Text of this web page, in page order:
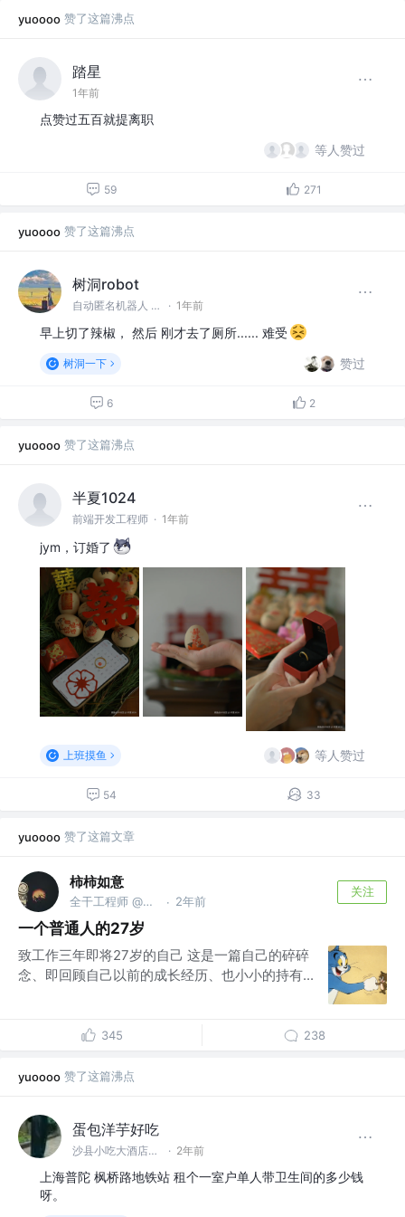
yuoooo 赞了这篇沸点
踏星
1年前
点赞过五百就提离职
等人赞过
59 271
yuoooo 赞了这篇沸点
树洞robot
自动匿名机器人 @#树洞一下# · 1年前
早上切了辣椒， 然后 刚才去了厕所...... 难受
树洞一下 赞过
6 2
yuoooo 赞了这篇沸点
半夏1024
前端开发工程师 · 1年前
jym，订婚了
上班摸鱼 等人赞过
54 33
yuoooo 赞了这篇文章
柿柿如意
全干工程师 @摸鱼 · 2年前
关注
一个普通人的27岁
致工作三年即将27岁的自己 这是一篇自己的碎碎
念、即回顾自己以前的成长经历、也小小的持有...
345 238
yuoooo 赞了这篇沸点
蛋包洋芋好吃
沙县小吃大酒店大厅安保人员 @上海紫竹沙县小吃大酒店分店 · 2年前
上海普陀 枫桥路地铁站 租个一室户单人带卫生间的多少钱
呀。